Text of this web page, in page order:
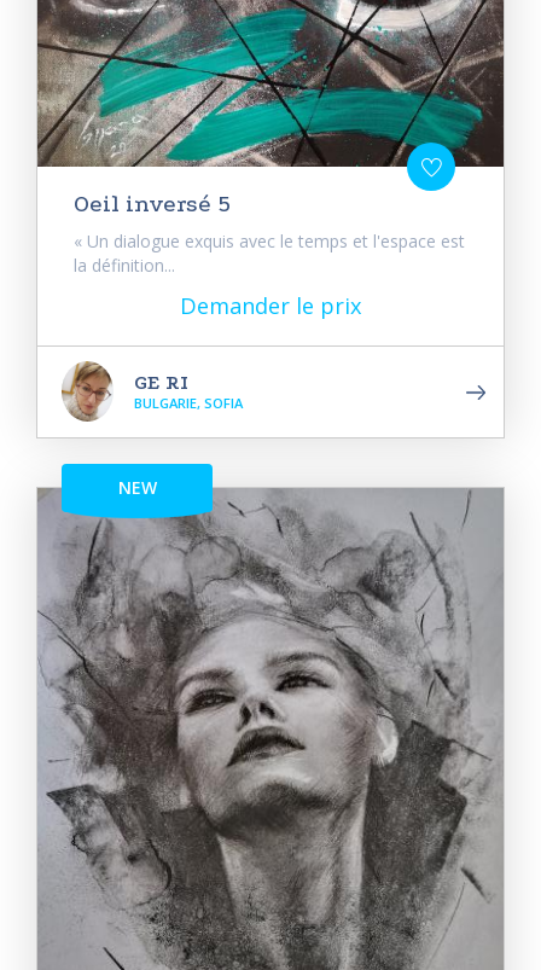
Oeil inversé 5
« Un dialogue exquis avec le temps et l'espace est
la définition...
Demander le prix
GE RI
BULGARIE, SOFIA
NEW